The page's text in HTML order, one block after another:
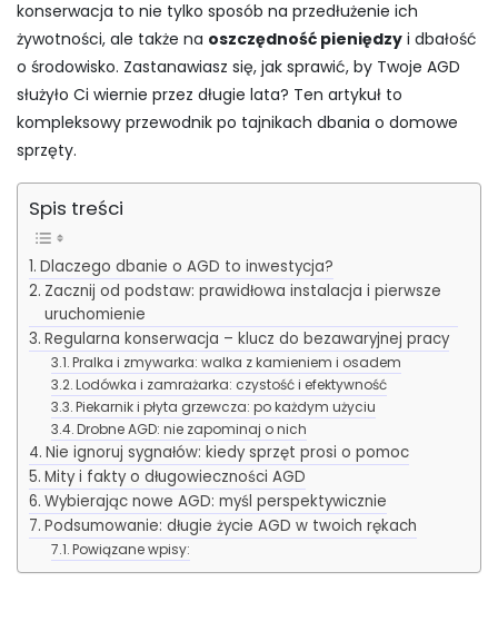
konserwacja to nie tylko sposób na przedłużenie ich
żywotności, ale także na oszczędność pieniędzy i dbałość
o środowisko. Zastanawiasz się, jak sprawić, by Twoje AGD
służyło Ci wiernie przez długie lata? Ten artykuł to
kompleksowy przewodnik po tajnikach dbania o domowe
sprzęty.
Spis treści
Dlaczego dbanie o AGD to inwestycja?
Zacznij od podstaw: prawidłowa instalacja i pierwsze
uruchomienie
Regularna konserwacja – klucz do bezawaryjnej pracy
Pralka i zmywarka: walka z kamieniem i osadem
Lodówka i zamrażarka: czystość i efektywność
Piekarnik i płyta grzewcza: po każdym użyciu
Drobne AGD: nie zapominaj o nich
Nie ignoruj sygnałów: kiedy sprzęt prosi o pomoc
Mity i fakty o długowieczności AGD
Wybierając nowe AGD: myśl perspektywicznie
Podsumowanie: długie życie AGD w twoich rękach
Powiązane wpisy: